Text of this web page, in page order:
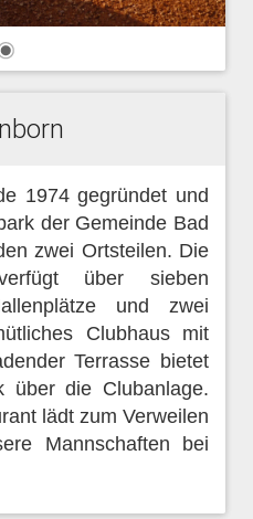
1974 gegründet und
der Gemeinde Bad
zwei Ortsteilen. Die
über sieben
und zwei
Clubhaus mit
Terrasse bietet
über die Clubanlage.
lädt zum Verweilen
Mannschaften bei